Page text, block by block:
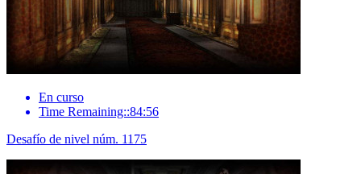
En curso
Time Remaining::84:56
Desafío de nivel núm. 1175